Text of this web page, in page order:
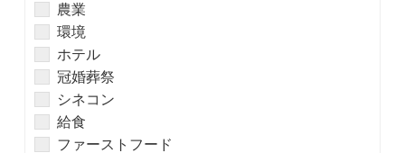
農業
環境
ホテル
冠婚葬祭
シネコン
給食
ファーストフード